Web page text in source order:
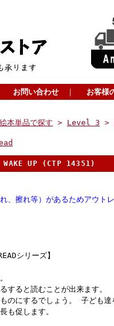
お問い合わせ ｜ お客様
絵本単品で探す > Level 3 >
WAKE UP (CTP 14351)
、擦れ等）があるためアウト
シリーズ】
すると読むことが出来ます。
のにするでしょう。 子ども
も促します。